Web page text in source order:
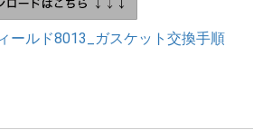
ールド8013_ガスケット交換手順